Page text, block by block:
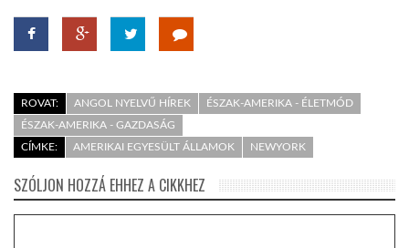
ROVAT: ANGOL NYELVŰ HÍREK
ÉSZAK-AMERIKA - ÉLETMÓD
ÉSZAK-AMERIKA - GAZDASÁG
CÍMKE:
AMERIKAI EGYESÜLT ÁLLAMOK NEWYORK
SZÓLJON HOZZÁ EHHEZ A CIKKHEZ